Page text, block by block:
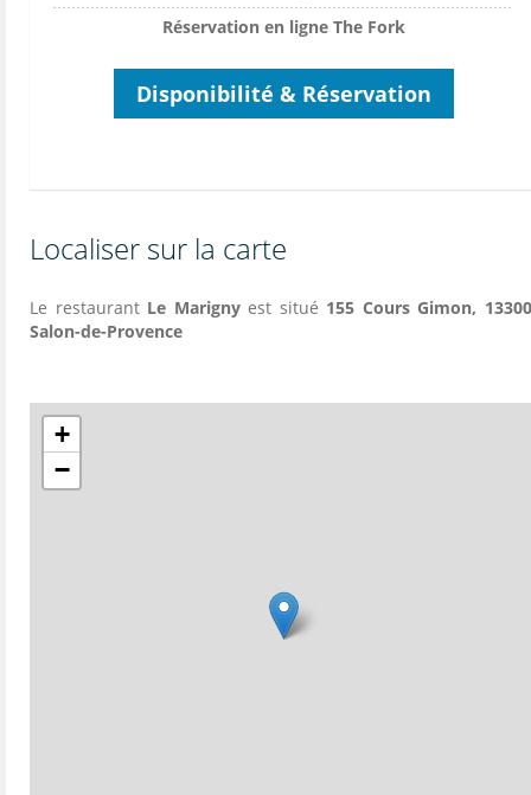
Réservation en ligne The Fork
Disponibilité & Réservation
Localiser sur la carte
Le restaurant Le Marignyest situé 155 Cours Gimon,
Salon-de-Provence
+
−